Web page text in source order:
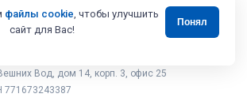
наличия на складе, стоимости товаров и
характер и ни при каких условиях не
определяемой положениями статьи 437
Вод, дом 14, корп. 3, офис 25
771673243387
файлы cookie, чтобы улучшить
сайт для Вас!
Понял